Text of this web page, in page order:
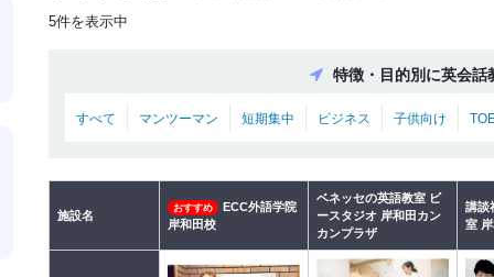
5件を表示中
特徴・目的別に英会話
すべて マンツーマン 短期集中 ビジネス 子供向け
施設名
おすすめ
ECC外語学院
岸和田校
ベネッセの英語教室 ビ
ースタジオ 岸和田カン
カンプラザ
講談
室